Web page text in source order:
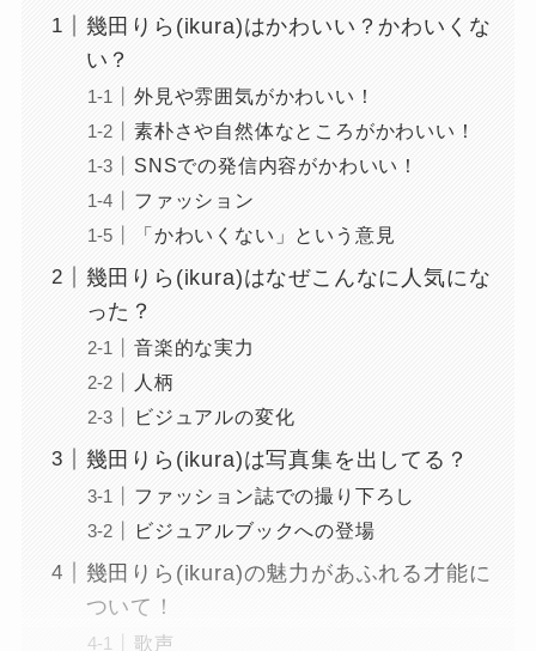
幾田りら(ikura)はかわいい？かわいくな
い？
外見や雰囲気がかわいい！
素朴さや自然体なところがかわいい！
SNSでの発信内容がかわいい！
ファッション
「かわいくない」という意見
幾田りら(ikura)はなぜこんなに人気にな
った？
音楽的な実力
人柄
ビジュアルの変化
幾田りら(ikura)は写真集を出してる？
ファッション誌での撮り下ろし
ビジュアルブックへの登場
幾田りら(ikura)の魅力があふれる才能に
ついて！
歌声